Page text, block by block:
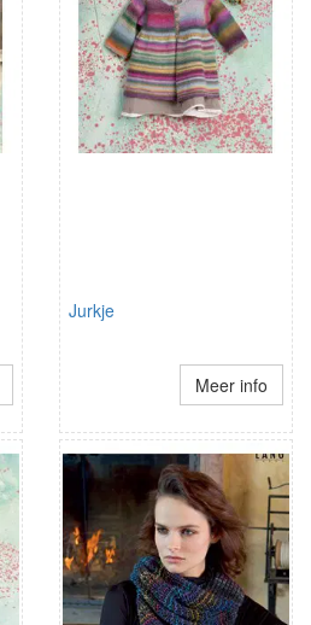
Jurkje
Meer info